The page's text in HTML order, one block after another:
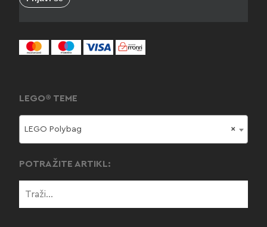
LEGO® TEME
×
LEGO Polybag
POTRAŽITE ARTIKL: